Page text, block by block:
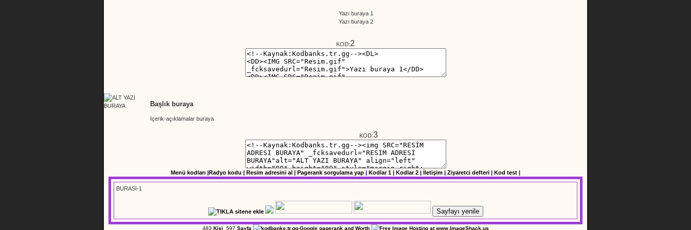
Yazı buraya 1
Yazı buraya 2
KOD:2
Başlık buraya
İçerik-açıklamalar buraya
KOD:3
Menü kodları Radyo kodu Resim adresini al Pagerank sorgulama yap Kodlar 1 Kodlar 2 İletişim Ziyaretci defteri Kod test
BURASI-1
Sayfayı yenile
483 Kişi 597 Sayfa